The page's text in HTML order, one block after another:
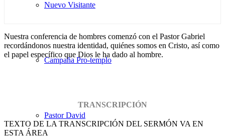
Nuevo Visitante
Campaña Pro-templo
Pastor David
Nuestra conferencia de hombres comenzó con el Pastor Gabriel
recordándonos nuestra identidad, quiénes somos en Cristo, así como
el papel específico que Dios le ha dado al hombre.
TRANSCRIPCIÓN
TEXTO DE LA TRANSCRIPCIÓN DEL SERMÓN VA EN
ESTA ÁREA